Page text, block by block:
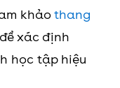
khảothang
xác định
học tập hiệu